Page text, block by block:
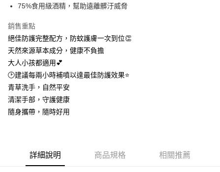
大哥付你分期
相關說明
1.本服務由台灣大哥大提供，台灣大哥大用戶可立即使用無須另外申請。
2.付款方式選擇「大哥付你分期」，訂單成立後會自動跳轉到大哥付的交易
流程，驗證手機門號後，選擇欲分期的期數、繳款截止日，確認付款後即完
成交易。
3.實際核准額度、可分期數及費用金額請依後續交易確認頁面所載為準。
4.訂單成立30分鐘內，如未前往確認交易或遇審核未通過，訂單將自動取
法說明評估內容。
【繳款方式說明】
【注意事項】
AFTEE先享後付
相關說明
【關於「AFTEE先享後付」】
AFTEE先享後付是「在收到商品之後才付款」的支付方式。 讓您購物簡單
便利好安心！
１．簡單：不需註冊會員、不需綁卡、不需儲值。
２．便利：只要手機號碼，簡訊認證，即可結帳。
２．訂單成立數日內，您將收到繳費通知簡訊。
３．收到繳費通知簡訊後14天內，點擊此簡訊中的連結，可透過四大超商／
ATM／網路銀行／等多元方式進行付款，方視為交易完成。
⭕超取僅提供付款後全家取貨
每筆NT$999
75%食用級酒精，幫助遠離髒汙威脅
銷售重點
絕佳防護完整配方，防蚊護膚一次到位👏
天然來源草本成分，健康不負擔
大人小孩都適用💕
🕑建議每兩小時補噴以達最佳防護效果⭐
青草洗手，自然平安
清潔手部，守護健康
隨身攜帶，隨時好用
詳細說明 商品規格 相關推薦